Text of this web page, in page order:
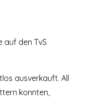
auf den TvS
ausverkauft. All
konnten,